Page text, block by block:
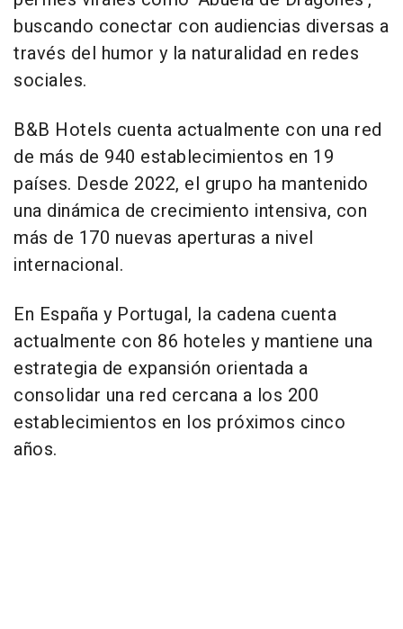
buscando conectar con audiencias diversas a
través del humor y la naturalidad en redes
sociales.
B&B Hotels cuenta actualmente con una red
de más de 940 establecimientos en 19
países. Desde 2022, el grupo ha mantenido
una dinámica de crecimiento intensiva, con
más de 170 nuevas aperturas a nivel
internacional.
En España y Portugal, la cadena cuenta
actualmente con 86 hoteles y mantiene una
estrategia de expansión orientada a
consolidar una red cercana a los 200
establecimientos en los próximos cinco
años.